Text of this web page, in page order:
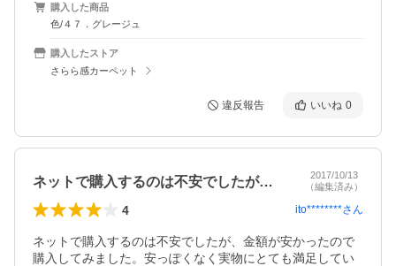
購入した商品
色/４７．グレージュ
購入したストア
さらら感カーペット
違反報告 いいね 0
ネットで購入するのは不安でしたが、金額…
2017/10/13
（編集済み）
4 ito********さん
ネットで購入するのは不安でしたが、金額が安かったので
購入してみました。安っぽくなく実物にとても満足してい